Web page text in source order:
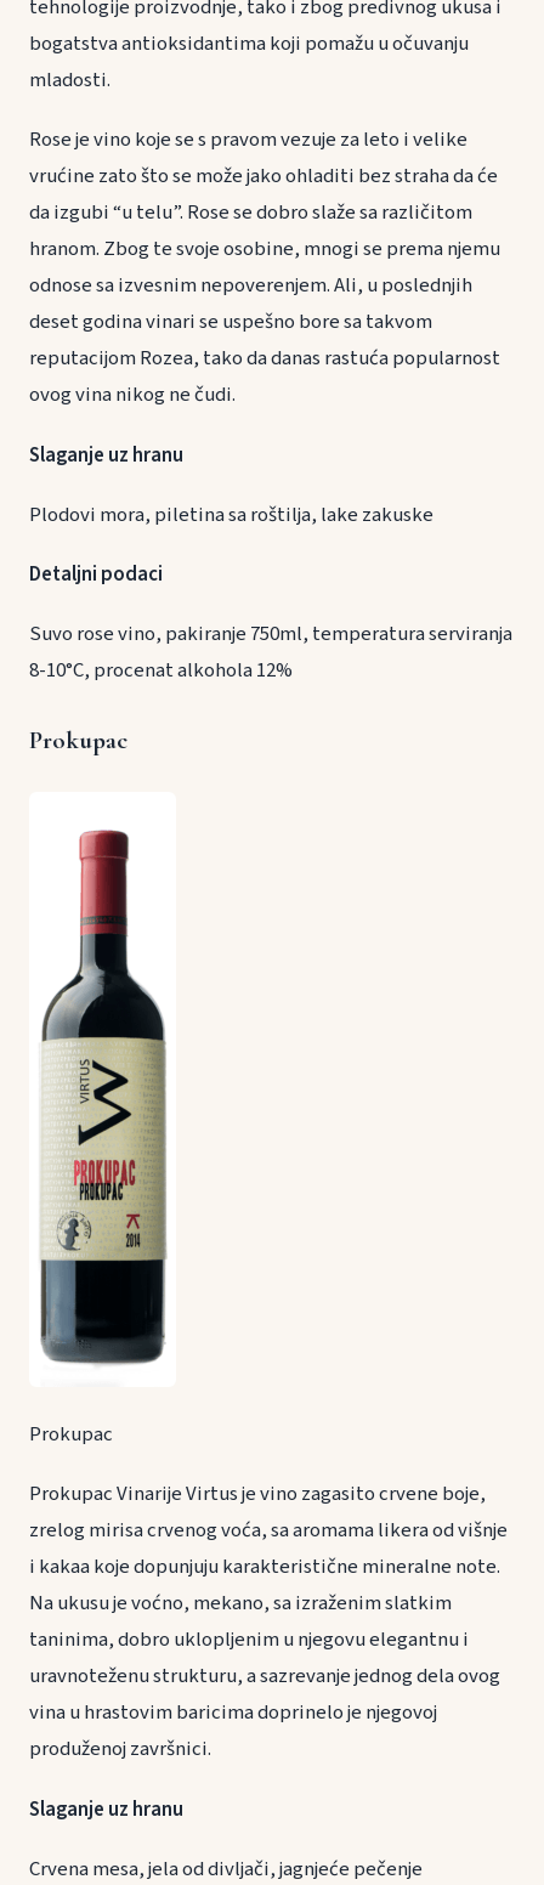
tehnologije proizvodnje, tako i zbog predivnog ukusa i
bogatstva antioksidantima koji pomažu u očuvanju
mladosti.
Rose je vino koje se s pravom vezuje za leto i velike
vrućine zato što se može jako ohladiti bez straha da će
da izgubi “u telu”. Rose se dobro slaže sa različitom
hranom. Zbog te svoje osobine, mnogi se prema njemu
odnose sa izvesnim nepoverenjem. Ali, u poslednjih
deset godina vinari se uspešno bore sa takvom
reputacijom Rozea, tako da danas rastuća popularnost
ovog vina nikog ne čudi.
Slaganje uz hranu
Plodovi mora, piletina sa roštilja, lake zakuske
Detaljni podaci
Suvo rose vino, pakiranje 750ml, temperatura serviranja
8-10°C, procenat alkohola 12%
Prokupac
Prokupac
Prokupac Vinarije Virtus je vino zagasito crvene boje,
zrelog mirisa crvenog voća, sa aromama likera od višnje
i kakaa koje dopunjuju karakteristične mineralne note.
Na ukusu je voćno, mekano, sa izraženim slatkim
taninima, dobro uklopljenim u njegovu elegantnu i
uravnoteženu strukturu, a sazrevanje jednog dela ovog
vina u hrastovim baricima doprinelo je njegovoj
produženoj završnici.
Slaganje uz hranu
Crvena mesa, jela od divljači, jagnjeće pečenje